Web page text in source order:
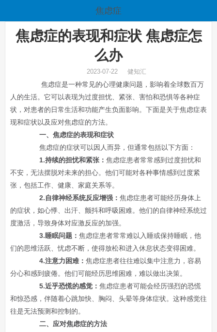
焦虑症
焦虑症的表现和症状 焦虑症怎
么办
2023-07-22 健知汇
焦虑症是一种常见的心理健康问题，影响着全球数百万
人的生活。它可以表现为过度担忧、紧张、害怕和恐惧等各种症
状，对患者的日常生活和功能产生负面影响。下面是关于焦虑症表
现和症状以及应对焦虑症的方法。
一、焦虑症的表现和症状
焦虑症的症状可以因人而异，但通常包括以下方面：
1.持续的担忧和紧张： 焦虑症患者常常感到过度担忧和
不安，无法摆脱对未来的担心。他们可能对各种事情感到过度紧
张，包括工作、健康、家庭关系等。
2.自律神经系统反应增强： 焦虑症患者可能经历身体上
的症状，如心悸、出汗、颤抖和呼吸困难。他们的自律神经系统过
度激活，导致身体对应激反应的加强。
3.睡眠问题： 焦虑症患者常常难以入睡或保持睡眠，他
们的思维活跃、忧虑不断，使得放松和进入休息状态变得困难。
4.注意力困难： 焦虑症患者往往难以集中注意力，容易
分心和感到疲倦。他们可能经历思维困难，难以做出决策。
5.近乎恐慌的感觉： 焦虑症患者可能会经历强烈的恐慌
和惊恐感，伴随着心跳加快、胸闷、头晕等身体症状。这种感觉往
往是无法预测和控制的。
二、应对焦虑症的方法